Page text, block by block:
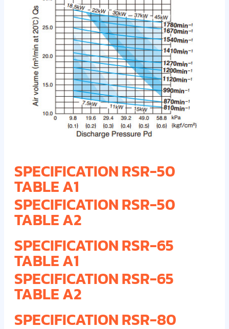
SPECIFICATION RSR-50
TABLE A1
SPECIFICATION RSR-50
TABLE A2
SPECIFICATION RSR-65
TABLE A1
SPECIFICATION RSR-65
TABLE A2
SPECIFICATION RSR-80